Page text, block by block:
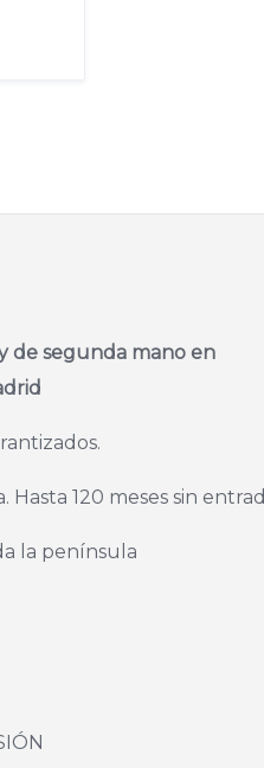
de segunda mano en
Hasta 120 meses sin
la península